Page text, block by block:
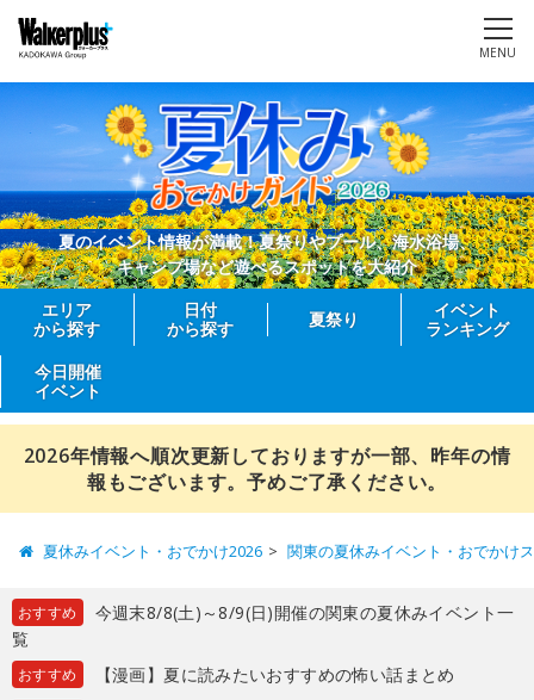
MENU
夏のイベント情報が満載！夏祭りやプール、海水浴場、
キャンプ場など遊べるスポットを大紹介
エリア
から探す
日付
から探す
夏祭り
イベント
ランキング
今日開催
イベント
2026年情報へ順次更新しておりますが一部、昨年の情
報もございます。予めご了承ください。
夏休みイベント・おでかけ2026 関東の夏休みイベント・おでかけ
おすすめ
今週末8/8(土)～8/9(日)開催の関東の夏休みイベント一
覧
おすすめ 【漫画】夏に読みたいおすすめの怖い話まとめ